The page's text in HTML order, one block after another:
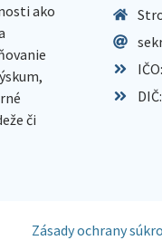
ako
či
Zásady ochrany